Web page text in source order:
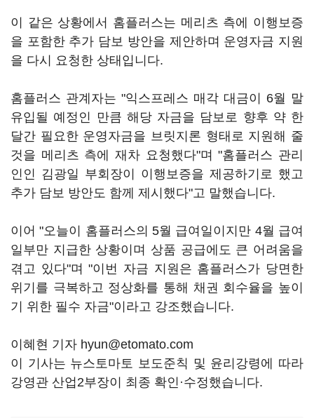
이 같은 상황에서 홈플러스는 메리츠 측에 이행보증
을 포함한 추가 담보 방안을 제안하며 운영자금 지원
을 다시 요청한 상태입니다.
홈플러스 관계자는 "익스프레스 매각 대금이 6월 말
유입될 예정인 만큼 해당 자금을 담보로 향후 약 한
달간 필요한 운영자금을 브릿지론 형태로 지원해 줄
것을 메리츠 측에 재차 요청했다"며 "홈플러스 관리
인인 김광일 부회장이 이행보증을 제공하기로 했고
추가 담보 방안도 함께 제시했다"고 말했습니다.
이어 "오늘이 홈플러스의 5월 급여일이지만 4월 급여
일부만 지급한 상황이며 상품 공급에도 큰 어려움을
겪고 있다"며 "이번 자금 지원은 홈플러스가 당면한
위기를 극복하고 정상화를 통해 채권 회수율을 높이
기 위한 필수 자금"이라고 강조했습니다.
이혜현 기자 hyun@etomato.com
이 기사는 뉴스토마토 보도준칙 및 윤리강령에 따라
강영관 산업2부장이 최종 확인·수정했습니다.